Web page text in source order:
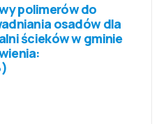
polimerów do
osadów dla
ścieków w gminie